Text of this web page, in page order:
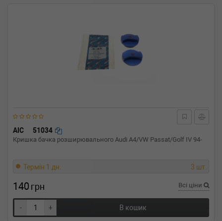
AIC 51034
Кришка бачка розширювального Audi A4/VW Passat/Golf IV 94-
Термін 1 дн. 3 шт.
140 грн Всі ціни
- + В кошик